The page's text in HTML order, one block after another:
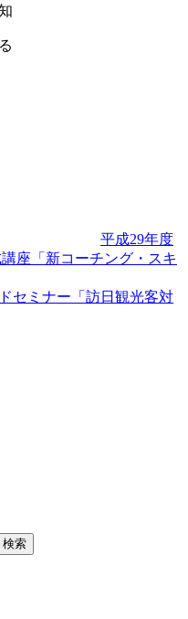
平成29年度
座「新コーチング・スキ
セミナー「訪日観光客対